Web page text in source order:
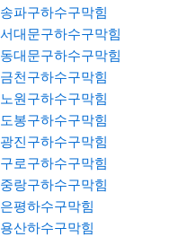
송파구하수구막힘
서대문구하수구막힘
동대문구하수구막힘
금천구하수구막힘
노원구하수구막힘
도봉구하수구막힘
광진구하수구막힘
구로구하수구막힘
중랑구하수구막힘
은평하수구막힘
용산하수구막힘